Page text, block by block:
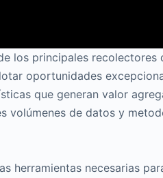
los principales recolectores
oportunidades
que generan valor
volúmenes de datos y
herramientas necesarias